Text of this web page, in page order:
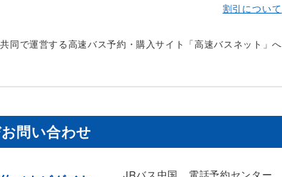
割引について
同で運営する高速バス予約・購入サイト「高速バスネット」へ
問い合わせ
JRバス中国 電話予約センター